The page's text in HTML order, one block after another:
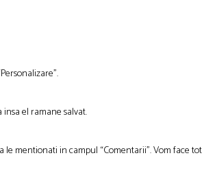
el ramane salvat.
mentionati in campul “Comentarii”. Vom face